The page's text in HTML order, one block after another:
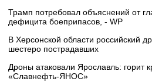
Трамп потребовал объяснений от
дефицита боеприпасов, - WP
В Херсонской области российский
шестеро пострадавших
Дроны атаковали Ярославль: горит
«Славнефть‑ЯНОС»